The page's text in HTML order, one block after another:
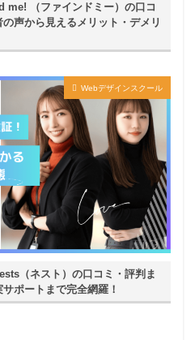
me! （ファインドミー）の口コ
声から見えるメリット・デメリ
Webデザインスクール
（ネスト）の口コミ・評判ま
ポートまで完全網羅！